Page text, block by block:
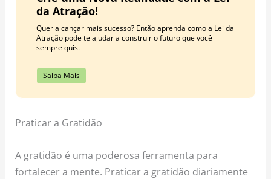
da Atração!
Quer alcançar mais sucesso? Então aprenda como a Lei da
Atração pode te ajudar a construir o futuro que você
sempre quis.
Saiba Mais
Praticar a Gratidão
A gratidão é uma poderosa ferramenta para
fortalecer a mente. Praticar a gratidão diariamente